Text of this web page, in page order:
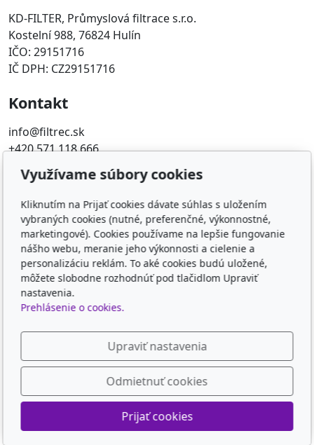
KD-FILTER, Průmyslová filtrace s.r.o.
Kostelní 988, 76824 Hulín
IČO: 29151716
IČ DPH: CZ29151716
Kontakt
info@filtrec.sk
+420 571 118 666
Obľúbené odkazy
FILTR-FILTRY.CZ
FILTER-FILTERS.EU
KD-FILTER
KD-FILTER, Průmyslová filtrace s.r.o. - HYDRAULICKÉ
FILTRY, PRŮM
Sledujte nás
© 2026KD-FILTER, Průmyslová filtrace s.r.o.
PoháňanýinPages AI
Využívame súbory cookies
Kliknutím na Prijať cookies dávate súhlas s uložením
vybraných cookies (nutné, preferenčné, výkonnostné,
marketingové). Cookies používame na lepšie fungovanie
nášho webu, meranie jeho výkonnosti a cielenie a
personalizáciu reklám. To aké cookies budú uložené,
môžete slobodne rozhodnúť pod tlačidlom Upraviť
nastavenia.
Prehlásenie o cookies.
Upraviť nastavenia
Odmietnuť cookies
Prijať cookies